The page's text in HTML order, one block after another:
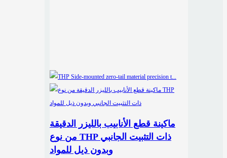
ماكينة قطع الأنابيب بالليزر الدقيقة
من نوع THP ذات التثبيت الجانبي
وبدون ذيل للمواد